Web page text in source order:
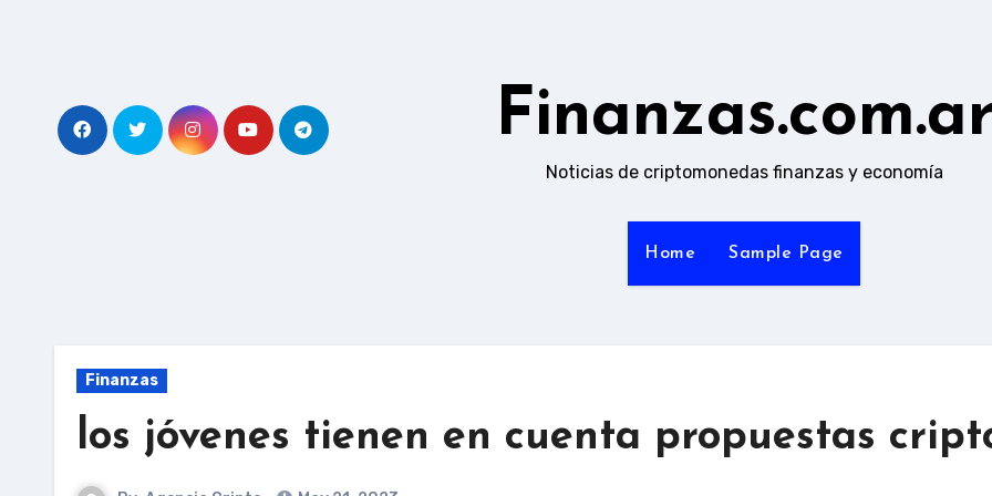
Noticias de criptomonedas finanzas y economía
Home Sample Page
Finanzas
los jóvenes tienen en cuenta propuestas